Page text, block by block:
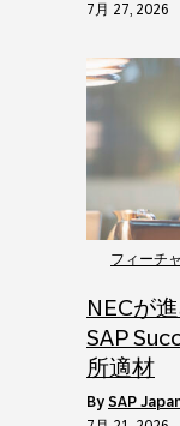
7月 27, 2026
フィーチ
NECが
SAP
所適材
by SAP